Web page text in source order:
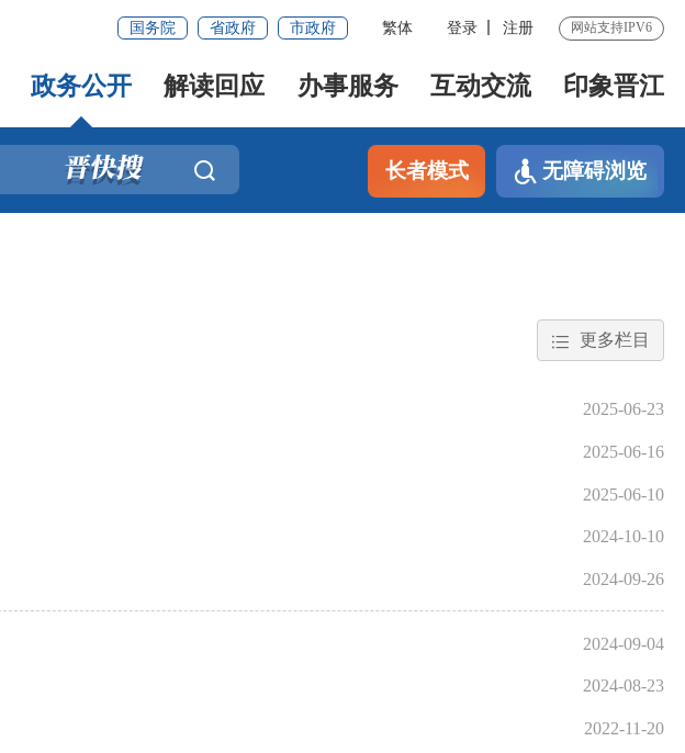
国务院 省政府 市政府 繁体 登录 注册 网站支持IPV6
政务公开 解读回应 办事服务 互动交流 印象晋江
长者模式 无障碍浏览
更多栏目
2025-06-23
2025-06-16
2025-06-10
2024-10-10
2024-09-26
2024-09-04
2024-08-23
2022-11-20